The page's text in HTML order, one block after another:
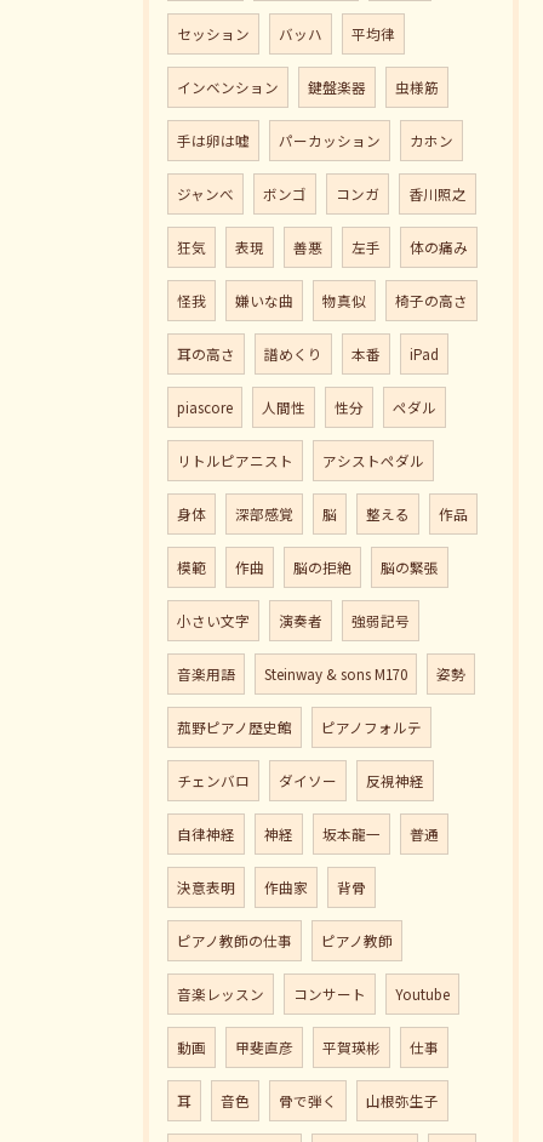
セッション バッハ 平均律
インベンション 鍵盤楽器 虫様筋
手は卵は嘘 パーカッション カホン
ジャンべ ボンゴ コンガ 香川照之
狂気 表現 善悪 左手 体の痛み
怪我 嫌いな曲 物真似 椅子の高さ
耳の高さ 譜めくり 本番 iPad
piascore 人間性 性分 ペダル
リトルピアニスト アシストペダル
身体 深部感覚 脳 整える 作品
模範 作曲 脳の拒絶 脳の緊張
小さい文字 演奏者 強弱記号
音楽用語 Steinway & sons M170 姿勢
菰野ピアノ歴史館 ピアノフォルテ
チェンバロ ダイソー 反視神経
自律神経 神経 坂本龍一 普通
決意表明 作曲家 背骨
ピアノ教師の仕事 ピアノ教師
音楽レッスン コンサート Youtube
動画 甲斐直彦 平賀瑛彬 仕事
耳 音色 骨で弾く 山根弥生子